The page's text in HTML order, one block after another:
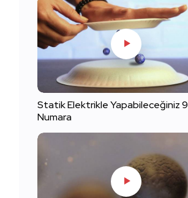
Statik Elektrikle Yapabileceğiniz 9
Numara